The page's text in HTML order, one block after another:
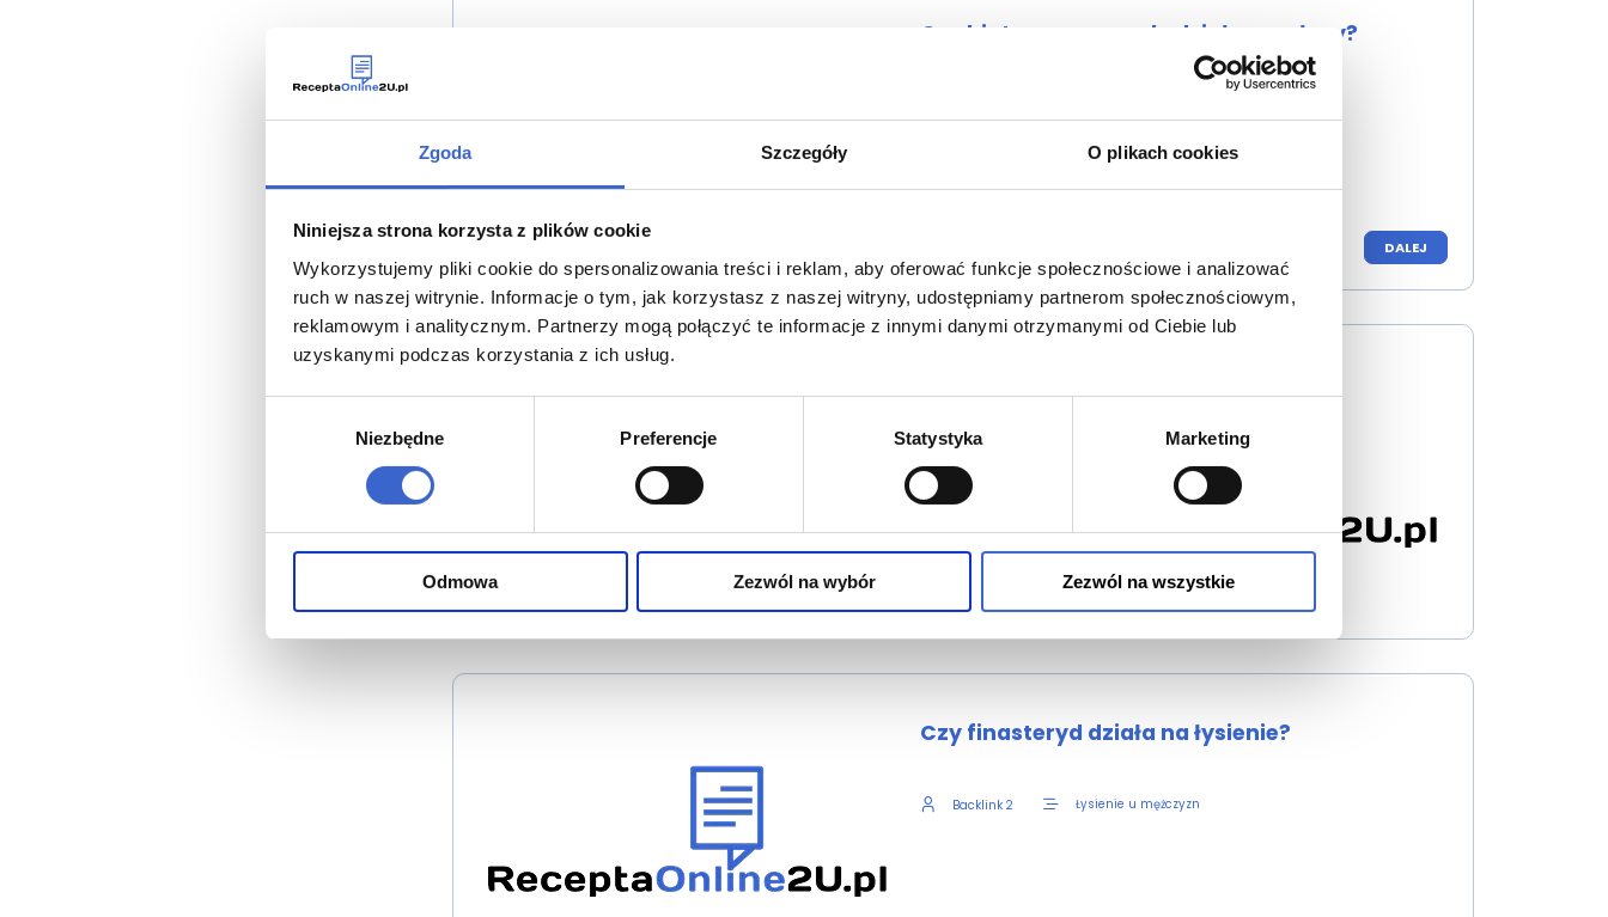
Zgoda Szczegóły O plikach cookies
Niniejsza strona korzysta z plików cookie
Wykorzystujemy pliki cookie do spersonalizowania treści i reklam, aby oferować funkcje społecznościowe i analizować
ruch w naszej witrynie. Informacje o tym, jak korzystasz z naszej witryny, udostępniamy partnerom społecznościowym,
reklamowym i analitycznym. Partnerzy mogą połączyć te informacje z innymi danymi otrzymanymi od Ciebie lub
uzyskanymi podczas korzystania z ich usług.
Niezbędne Preferencje Statystyka Marketing
Odmowa Zezwól na wybór Zezwól na wszystkie
Czy biotyna naprawdę działa na włosy?
DALEJ
Czy finasteryd działa na łysienie?
Backlink 2 Łysienie u mężczyzn